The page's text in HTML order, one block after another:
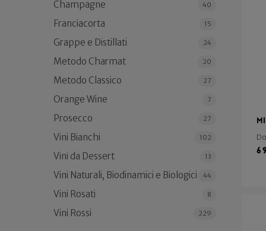
Champagne 40
Franciacorta 15
Grappe e Distillati 24
Metodo Charmat 20
Metodo Classico 27
Orange Wine 7
Prosecco 27
Vini Bianchi 102
Vini da Dessert 13
Vini Naturali, Biodinamici e Biologici 44
Vini Rosati 8
Vini Rossi 229